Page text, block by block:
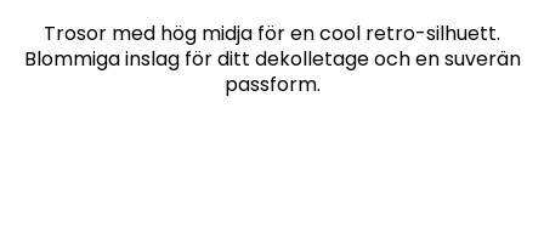
Trosor med hög midja för en cool retro-silhuett.
Blommiga inslag för ditt dekolletage och en suverän
passform.